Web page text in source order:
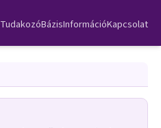
TudakozóBázisInformációKapcsolat